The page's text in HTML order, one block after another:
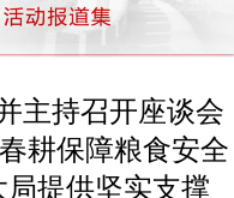
网评
球连线 教育
量子 体育
健康 军事
主持召开座谈会
耕保障粮食安全
提供坚实支撑